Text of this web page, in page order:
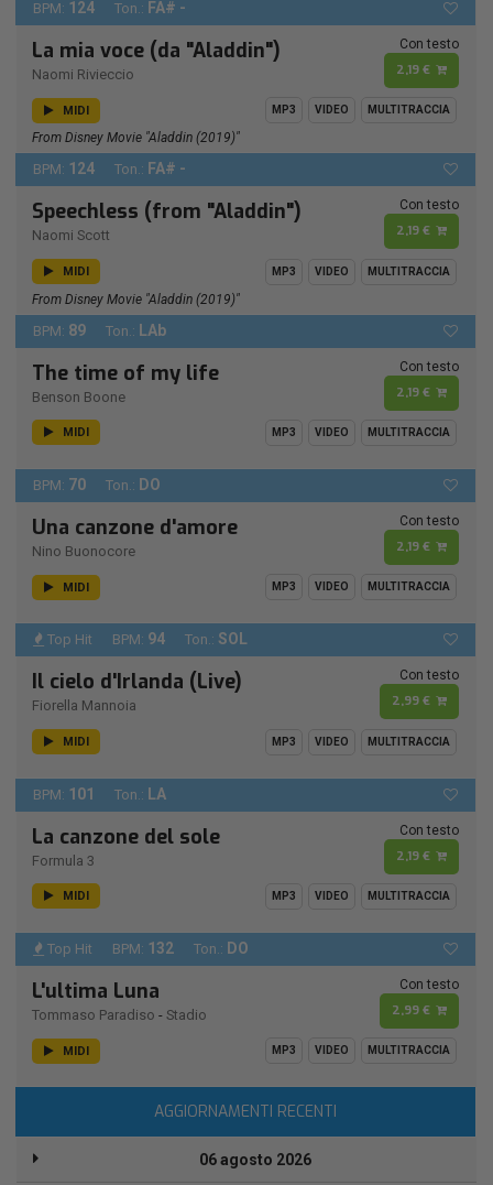
BPM: 124 Ton.: FA# -
La mia voce (da "Aladdin")
Naomi Rivieccio
Con testo
2,19 €
MIDI MP3 VIDEO MULTITRACCIA
From Disney Movie "Aladdin (2019)"
BPM: 124 Ton.: FA# -
Speechless (from "Aladdin")
Naomi Scott
Con testo
2,19 €
MIDI MP3 VIDEO MULTITRACCIA
From Disney Movie "Aladdin (2019)"
BPM: 89 Ton.: LAb
The time of my life
Benson Boone
Con testo
2,19 €
MIDI MP3 VIDEO MULTITRACCIA
BPM: 70 Ton.: DO
Una canzone d'amore
Nino Buonocore
Con testo
2,19 €
MIDI MP3 VIDEO MULTITRACCIA
Top Hit BPM: 94 Ton.: SOL
Il cielo d'Irlanda (Live)
Fiorella Mannoia
Con testo
2,99 €
MIDI MP3 VIDEO MULTITRACCIA
BPM: 101 Ton.: LA
La canzone del sole
Formula 3
Con testo
2,19 €
MIDI MP3 VIDEO MULTITRACCIA
Top Hit BPM: 132 Ton.: DO
L'ultima Luna
Tommaso Paradiso - Stadio
Con testo
2,99 €
MIDI MP3 VIDEO MULTITRACCIA
AGGIORNAMENTI RECENTI
06 agosto 2026